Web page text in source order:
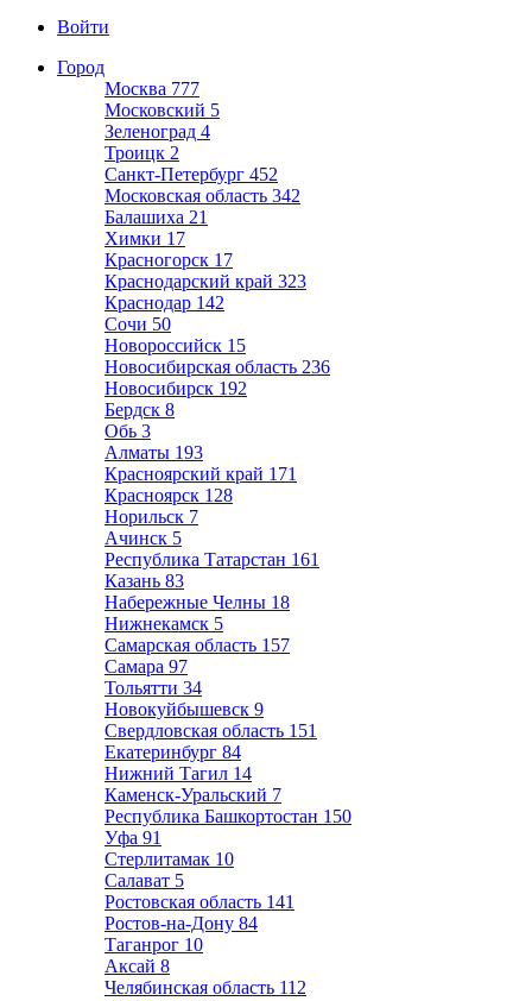
Войти
Город
Москва 777
Московский 5
Зеленоград 4
Троицк 2
Санкт-Петербург 452
Московская область 342
Балашиха 21
Химки 17
Красногорск 17
Краснодарский край 323
Краснодар 142
Сочи 50
Новороссийск 15
Новосибирская область 236
Новосибирск 192
Бердск 8
Обь 3
Алматы 193
Красноярский край 171
Красноярск 128
Норильск 7
Ачинск 5
Республика Татарстан 161
Казань 83
Набережные Челны 18
Нижнекамск 5
Самарская область 157
Самара 97
Тольятти 34
Новокуйбышевск 9
Свердловская область 151
Екатеринбург 84
Нижний Тагил 14
Каменск-Уральский 7
Республика Башкортостан 150
Уфа 91
Стерлитамак 10
Салават 5
Ростовская область 141
Ростов-на-Дону 84
Таганрог 10
Аксай 8
Челябинская область 112